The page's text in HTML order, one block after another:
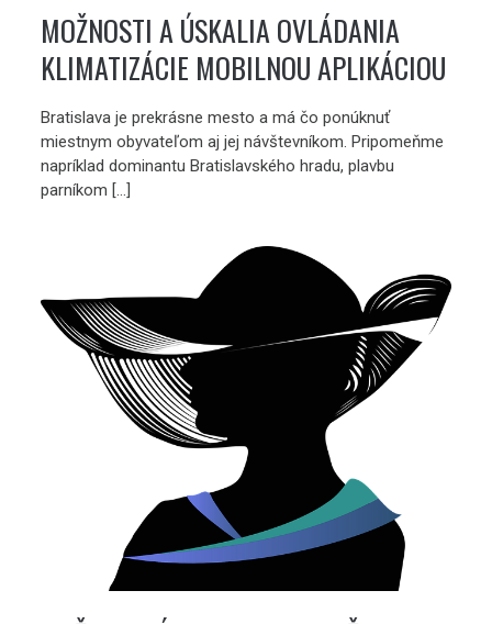
MOŽNOSTI A ÚSKALIA OVLÁDANIA
KLIMATIZÁCIE MOBILNOU APLIKÁCIOU
Bratislava je prekrásne mesto a má čo ponúknuť
miestnym obyvateľom aj jej návštevníkom. Pripomeňme
napríklad dominantu Bratislavského hradu, plavbu
parníkom […]